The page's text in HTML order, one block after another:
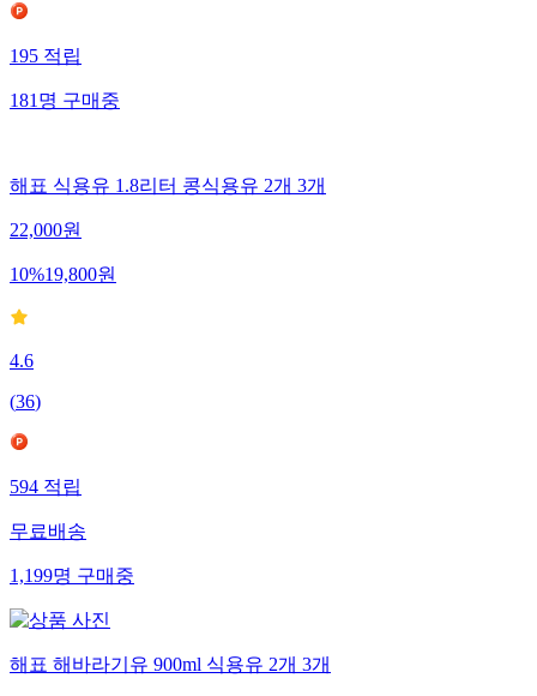
195적립
181명구매중
해표 식용유 1.8리터 콩식용유 2개 3개
22,000원
10%19,800원
4.6
(36)
594적립
무료배송
1,199명구매중
해표 해바라기유 900ml 식용유 2개 3개